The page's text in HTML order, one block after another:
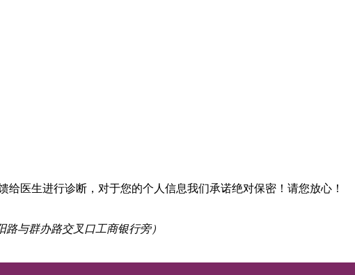
给医生进行诊断，对于您的个人信息我们承诺绝对保密！请您放心！
与群办路交叉口工商银行旁）